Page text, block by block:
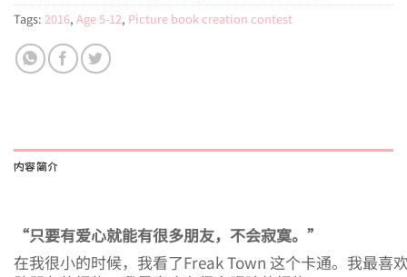
Tags: 2016, Age 5-12, Picture book creation contest
内容简介
“只要有爱心就能有很多朋友，不会寂寞。”
在我很小的时候，我看了Freak Town 这个卡通。我最喜